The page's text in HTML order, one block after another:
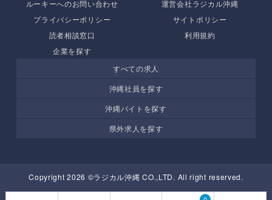
ルーキーへのお問い合わせ
運営会社ラジカル沖縄
プライバシーポリシー
サイトポリシー
読者相談窓口
利用規約
企業を探す
すべての求人
沖縄社員を探す
沖縄バイトを探す
県外求人を探す
Copyright 2026 ©ラジカル沖縄 CO.,LTD. All right reserved.